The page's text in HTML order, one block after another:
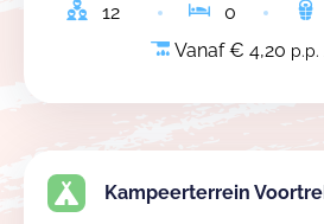
12 0
Vanaf € 4,20
Kampeerterrein